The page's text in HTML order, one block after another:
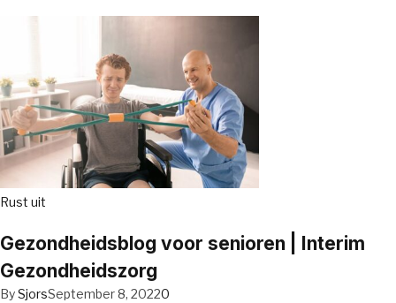
Rust uit
Gezondheidsblog voor senioren | Interim
Gezondheidszorg
BySjorsSeptember 8, 20220